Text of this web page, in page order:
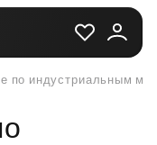
по индустриальным